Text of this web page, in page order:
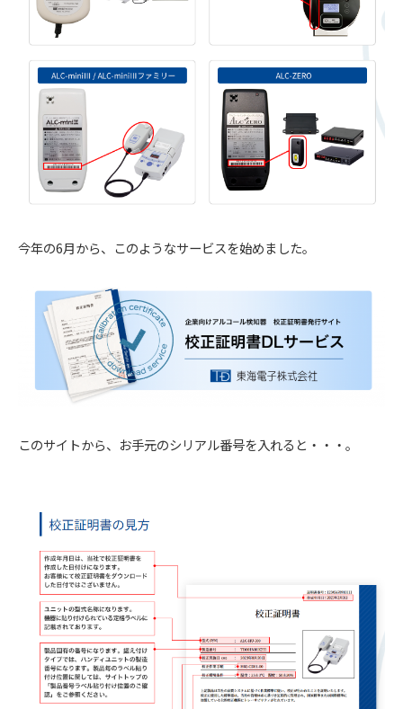
今年の6月から、このようなサービスを始めました。
このサイトから、お手元のシリアル番号を入れると・・・。